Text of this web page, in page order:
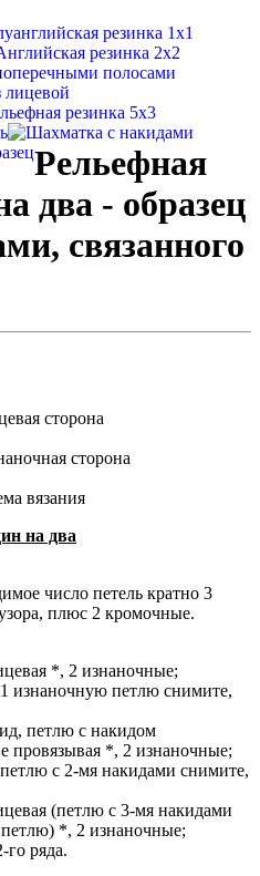
Рельефная
два - образец
связанного
на два
число петель кратно 3
плюс 2 кромочные.
*, 2 изнаночные;
изнаночную петлю снимите,
петлю с накидом
провязывая *, 2 изнаночные;
с 2-мя накидами снимите,
(петлю с 3-мя накидами
*, 2 изнаночные;
го ряда.